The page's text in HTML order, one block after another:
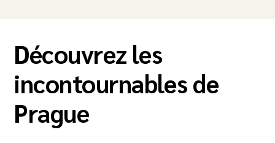
Découvrez les
incontournables de
Prague